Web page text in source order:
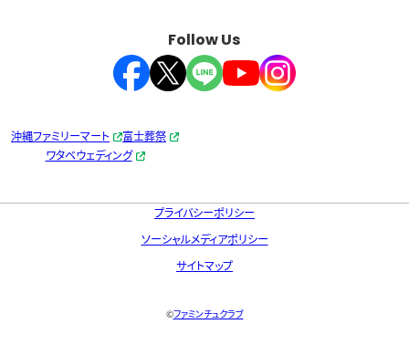
Follow Us
沖縄ファミリーマート
富士葬祭
ワタベウェディング
プライバシーポリシー
ソーシャルメディアポリシー
サイトマップ
©ファミンチュクラブ